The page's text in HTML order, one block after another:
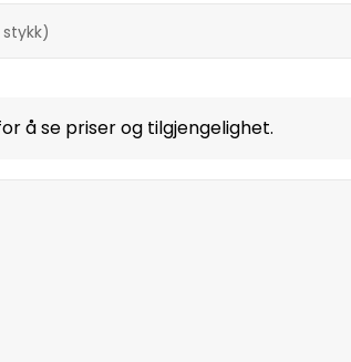
)
å se priser og tilgjengelighet.